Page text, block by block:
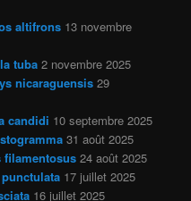
altifrons 13 novembre
tuba 2 novembre 2025
nicaraguensis 29
candidi 10 septembre 2025
31 août 2025
filamentosus 24 août 2025
17 juillet 2025
16 juillet 2025